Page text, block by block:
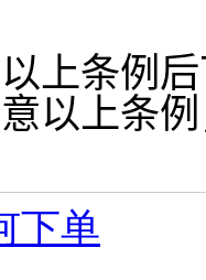
上条例
以上条
下单